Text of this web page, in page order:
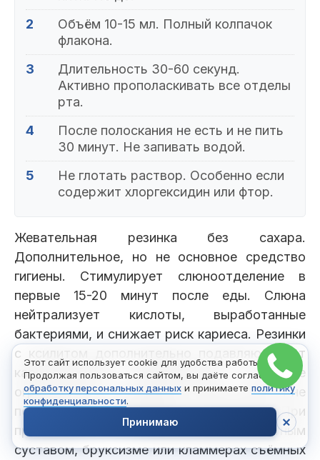
2
Объём 10-15 мл. Полный колпачок
флакона.
3
Длительность 30-60 секунд.
Активно прополаскивать все отделы
рта.
4
После полоскания не есть и не пить
30 минут. Не запивать водой.
5
Не глотать раствор. Особенно если
содержит хлоргексидин или фтор.
Жевательная резинка без сахара.
Дополнительное, но не основное средство
гигиены. Стимулирует слюноотделение в
первые 15-20 минут после еды. Слюна
нейтрализует кислоты, выработанные
бактериями, и снижает риск кариеса. Резинки
с ксилитом дополнительно подавляют рост
кариесогенной микрофлоры. Главные
ограничения: не заменяют чистку зубов и не
помогают при заболеваниях пародонта. При
проблемах с височно-нижнечелюстным
суставом, бруксизме или кламмерах съёмных
Этот сайт использует cookie для удобства работы.
Продолжая пользоваться сайтом, вы даёте согласие на
обработку персональных данных и принимаете политику
конфиденциальности.
Принимаю